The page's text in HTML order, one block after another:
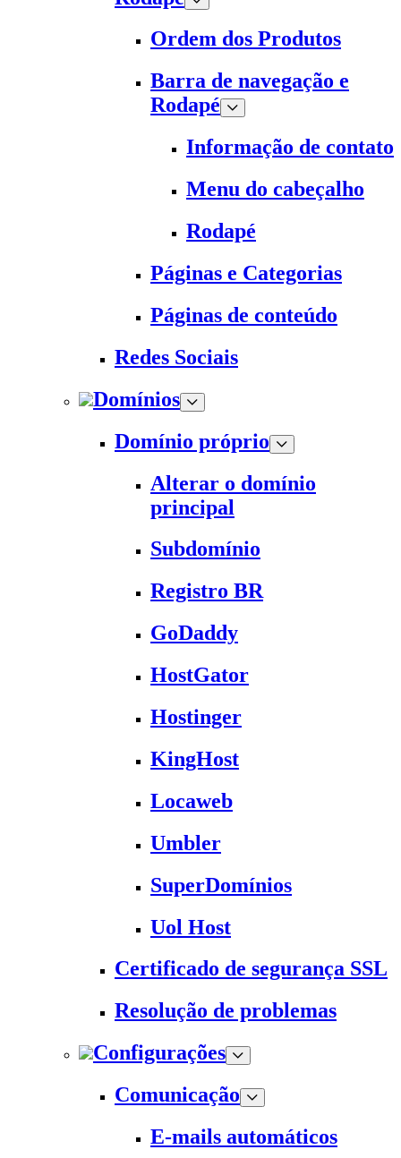
Ordem dos Produtos
Barra de navegação e
Rodapé
Informação de contato
Menu do cabeçalho
Rodapé
Páginas e Categorias
Páginas de conteúdo
Redes Sociais
Domínios
Domínio próprio
Alterar o domínio
principal
Subdomínio
Registro BR
GoDaddy
HostGator
Hostinger
KingHost
Locaweb
Umbler
SuperDomínios
Uol Host
Certificado de segurança SSL
Resolução de problemas
Configurações
Comunicação
E-mails automáticos